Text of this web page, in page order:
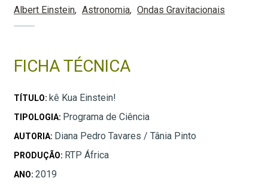
Albert Einstein Astronomia Ondas Gravitacionais
FICHA TÉCNICA
TÍTULO: kê Kua Einstein!
TIPOLOGIA: Programa de Ciência
AUTORIA: Diana Pedro Tavares / Tânia Pinto
PRODUÇÃO: RTP África
ANO: 2019